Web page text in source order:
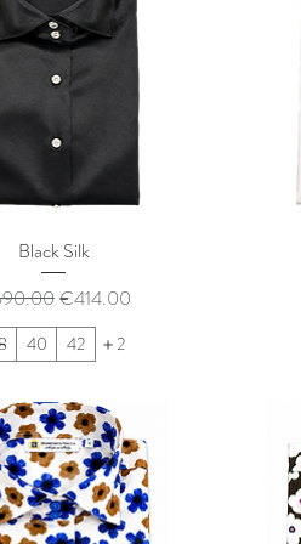
Black Silk
価格 セール価格
€414.00
40 42 ＋2